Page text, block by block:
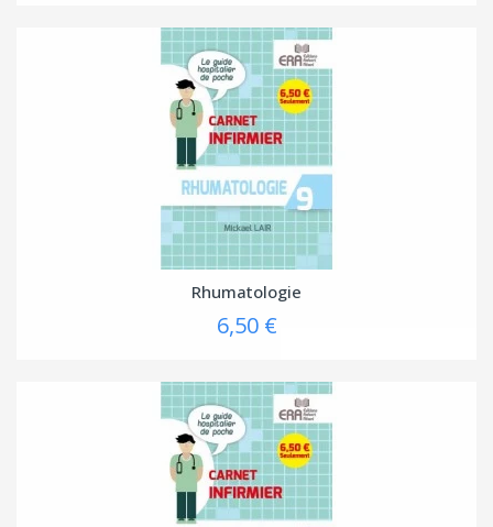
Rhumatologie
6,50 €